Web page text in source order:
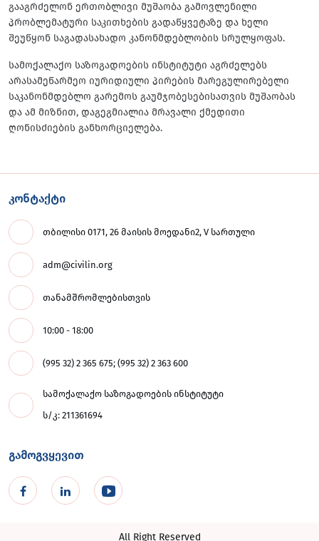
გააგრძელონ ერთობლივი მუშაობა გამოვლენილი
პრობლემატური საკითხების გადაწყვეტაზე და ხელი
შეუწყონ საგადასახადო კანონმდებლობის სრულყოფას.
სამოქალაქო საზოგადოების ინსტიტუტი აგრძელებს
არასამეწარმეო იურიდიული პირების მარეგულირებელი
საკანონმდებლო გარემოს გაუმჯობესებისათვის მუშაობას
და ამ მიზნით, დაგეგმიალია მრავალი ქმედითი
ღონისძიების განხორციელება.
კონტაქტი
თბილისი 0171, 26 მაისის მოედანი2, V სართული
adm@civilin.org
თანამშრომლებისთვის
10:00 - 18:00
(995 32) 2 365 675; (995 32) 2 363 600
სამოქალაქო საზოგადოების ინსტიტუტი
ს/კ: 211361694
გამოგვყევით
All Right Reserved